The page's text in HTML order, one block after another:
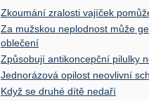
Zkoumání zralosti vajíček
Za mužskou neplodnost může
oblečení
Způsobují antikoncepční pilulky
Jednorázová opilost neovlivní
Když se druhé dítě nedaří